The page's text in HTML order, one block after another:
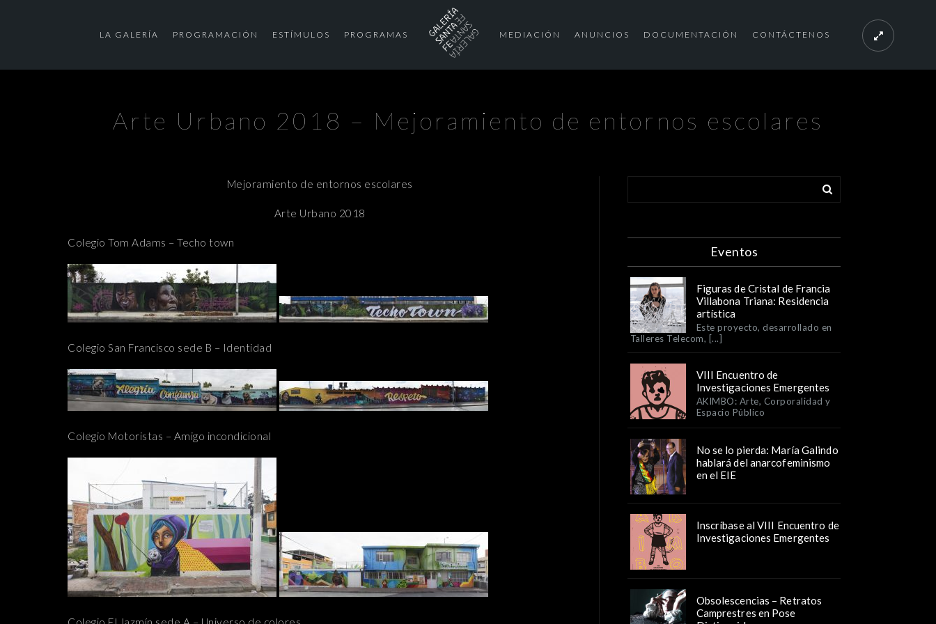
LA GALERÍA PROGRAMACIÓN ESTÍMULOS PROGRAMAS MEDIACIÓN ANUNCIOS DOCUMENTACIÓN CONTÁCTENOS
Arte Urbano 2018 – Mejoramiento de entornos escolares
Mejoramiento de entornos escolares
Arte Urbano 2018
Colegio Tom Adams – Techo town
Colegio San Francisco sede B – Identidad
Colegio Motoristas – Amigo incondicional
Eventos
Figuras de Cristal de Francia
Villabona Triana: Residencia
artística
Este proyecto, desarrollado en
Talleres Telecom, [...]
VIII Encuentro de
Investigaciones Emergentes
AKIMBO: Arte, Corporalidad y
Espacio Público
No se lo pierda: María Galindo
hablará del anarcofeminismo
en el EIE
Inscríbase al VIII Encuentro de
Investigaciones Emergentes
Obsolescencias – Retratos
Camprestres en Pose